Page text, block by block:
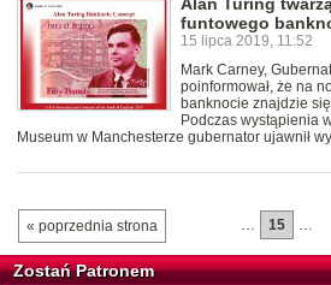
Alan Turing
funtowego
15 lipca 2019, 11:52
Mark Carney,
poinformował, że na
banknocie znajdzie
Podczas wystąpienia
Museum w Manchesterze gubernator ujawnił
« poprzednia strona … 15 …
Zostań Patronem